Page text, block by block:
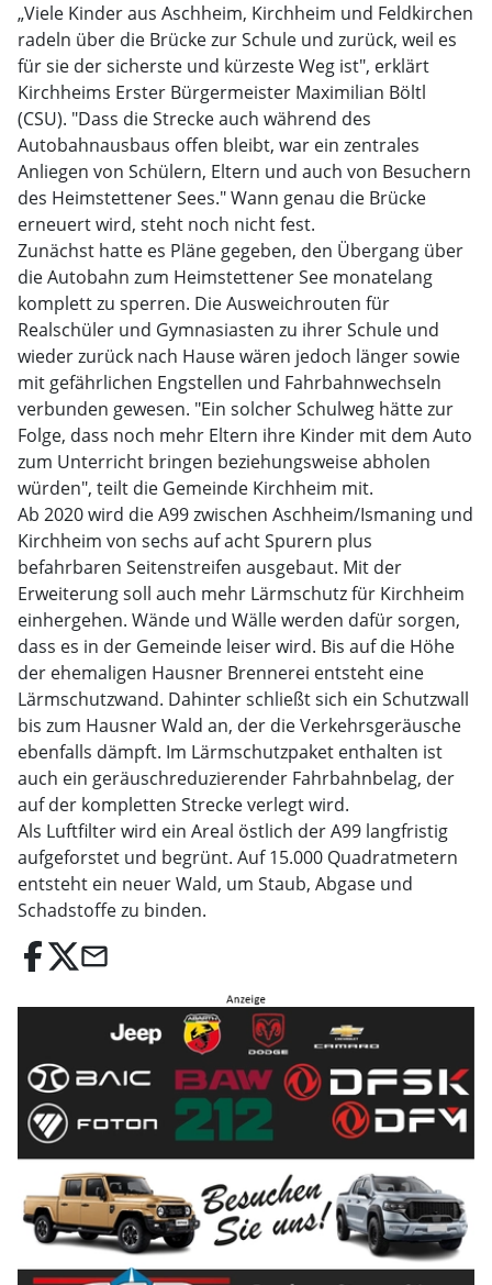
„Viele Kinder aus Aschheim, Kirchheim und Feldkirchen
radeln über die Brücke zur Schule und zurück, weil es
für sie der sicherste und kürzeste Weg ist", erklärt
Kirchheims Erster Bürgermeister Maximilian Böltl
(CSU). "Dass die Strecke auch während des
Autobahnausbaus offen bleibt, war ein zentrales
Anliegen von Schülern, Eltern und auch von Besuchern
des Heimstettener Sees." Wann genau die Brücke
erneuert wird, steht noch nicht fest.
Zunächst hatte es Pläne gegeben, den Übergang über
die Autobahn zum Heimstettener See monatelang
komplett zu sperren. Die Ausweichrouten für
Realschüler und Gymnasiasten zu ihrer Schule und
wieder zurück nach Hause wären jedoch länger sowie
mit gefährlichen Engstellen und Fahrbahnwechseln
verbunden gewesen. "Ein solcher Schulweg hätte zur
Folge, dass noch mehr Eltern ihre Kinder mit dem Auto
zum Unterricht bringen beziehungsweise abholen
würden", teilt die Gemeinde Kirchheim mit.
Ab 2020 wird die A99 zwischen Aschheim/Ismaning und
Kirchheim von sechs auf acht Spurern plus
befahrbaren Seitenstreifen ausgebaut. Mit der
Erweiterung soll auch mehr Lärmschutz für Kirchheim
einhergehen. Wände und Wälle werden dafür sorgen,
dass es in der Gemeinde leiser wird. Bis auf die Höhe
der ehemaligen Hausner Brennerei entsteht eine
Lärmschutzwand. Dahinter schließt sich ein Schutzwall
bis zum Hausner Wald an, der die Verkehrsgeräusche
ebenfalls dämpft. Im Lärmschutzpaket enthalten ist
auch ein geräuschreduzierender Fahrbahnbelag, der
auf der kompletten Strecke verlegt wird.
Als Luftfilter wird ein Areal östlich der A99 langfristig
aufgeforstet und begrünt. Auf 15.000 Quadratmetern
entsteht ein neuer Wald, um Staub, Abgase und
Schadstoffe zu binden.
email